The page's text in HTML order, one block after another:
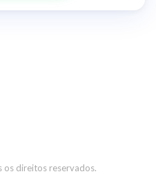
direitos reservados.